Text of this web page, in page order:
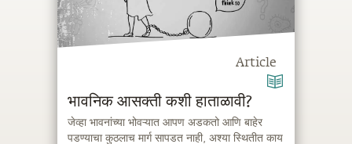
Article
भावनिक आसक्ती कशी हाताळावी?
जेव्हा भावनांच्या भोवऱ्यात आपण अडकतो आणि बाहेर
पडण्याचा कुठलाच मार्ग सापडत नाही, अश्या स्थितीत काय